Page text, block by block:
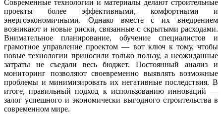
Современные технологии и материалы делают строительные
проекты более эффективными, комфортными и
энергоэкономичными. Однако вместе с их внедрением
возникают и новые риски, связанные с скрытыми расходами.
Внимательное планирование, обучение специалистов и
грамотное управление проектом — вот ключ к тому, чтобы
новые технологии приносили только пользу, а неожиданные
затраты не съедали весь бюджет. Постоянный анализ и
мониторинг позволяют своевременно выявлять возможные
проблемы и минимизировать их негативные последствия. В
итоге, правильный подход к использованию инноваций —
залог успешного и экономически выгодного строительства в
современном мире.